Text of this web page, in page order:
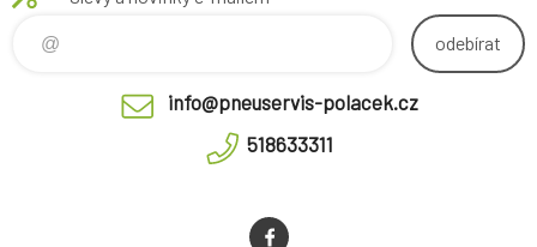
odebírat
info@pneuservis-polacek.cz
518633311